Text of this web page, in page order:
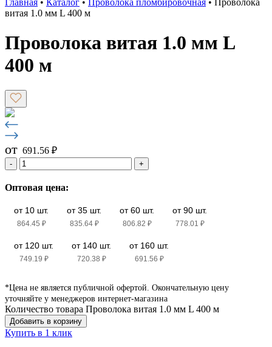
Главная • Каталог • Проволока пломбировочная •
Проволока
витая 1.0 мм L 400 м
Проволока витая 1.0 мм L
400 м
от 691.56 ₽
- +
Оптовая цена:
от 10 шт.
864.45 ₽
от 35 шт.
835.64 ₽
от 60 шт.
806.82 ₽
от 90 шт.
778.01 ₽
от 120 шт.
749.19 ₽
от 140 шт.
720.38 ₽
от 160 шт.
691.56 ₽
*Цена не является публичной офертой. Окончательную цену
уточняйте у менеджеров интернет-магазина
Количество товара Проволока витая 1.0 мм L 400 м
Добавить в корзину
Купить в 1 клик